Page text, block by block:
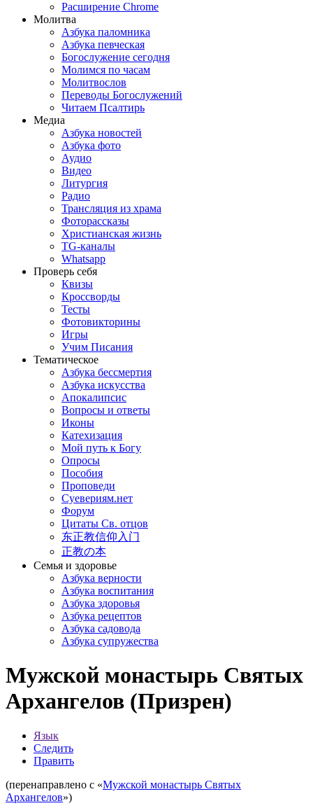
Расширение Chrome
Молитва
Азбука паломника
Азбука певческая
Богослужение сегодня
Молимся по часам
Молитвослов
Переводы Богослужений
Читаем Псалтирь
Медиа
Азбука новостей
Азбука фото
Аудио
Видео
Литургия
Радио
Трансляция из храма
Фоторассказы
Христианская жизнь
TG-каналы
Whatsapp
Проверь себя
Квизы
Кроссворды
Тесты
Фотовикторины
Игры
Учим Писания
Тематическое
Азбука бессмертия
Азбука искусства
Апокалипсис
Вопросы и ответы
Иконы
Катехизация
Мой путь к Богу
Опросы
Пособия
Проповеди
Суевериям.нет
Форум
Цитаты Св. отцов
东正教信仰入门
正教の本
Семья и здоровье
Азбука верности
Азбука воспитания
Азбука здоровья
Азбука рецептов
Азбука садовода
Азбука супружества
Мужской монастырь Святых
Архангелов (Призрен)
Язык
Следить
Править
(перенаправлено с «Мужской монастырь Святых
Архангелов»)